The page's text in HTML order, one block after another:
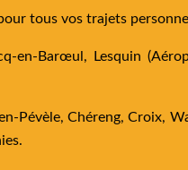
tous vos trajets
en-Barœul, Lesquin
Pévèle,Chéreng,Croix,
.